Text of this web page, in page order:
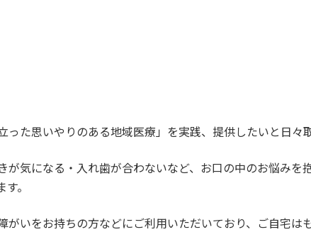
った思いやりのある地域医療」を実践、提供したいと日々
気になる・入れ歯が合わないなど、お口の中のお悩みを
。
いをお持ちの方などにご利用いただいており、ご自宅